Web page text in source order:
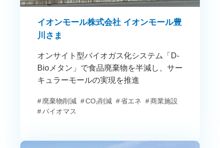
イオンモール株式会社 イオンモール豊
川さま
オンサイト型バイオガス化システム「D-
Bioメタン」で食品廃棄物を半減し、サー
キュラーモールの実現を推進
廃棄物削減 CO₂削減 省エネ
商業施設
バイオマス